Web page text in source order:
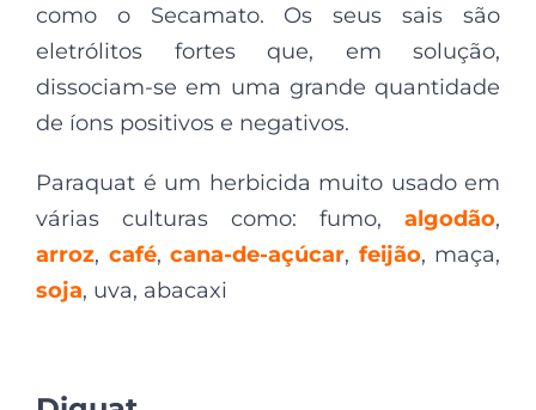
como o Secamato. Os seus sais são
eletrólitos fortes que, em solução,
dissociam-se em uma grande quantidade
de íons positivos e negativos.
Paraquat é um herbicida muito usado em
várias culturas como: fumo, algodão,
arroz, café, cana-de-açúcar, feijão, maça,
soja, uva, abacaxi